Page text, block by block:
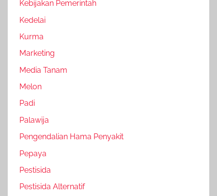
Kebijakan Pemerintah
Kedelai
Kurma
Marketing
Media Tanam
Melon
Padi
Palawija
Pengendalian Hama Penyakit
Pepaya
Pestisida
Pestisida Alternatif